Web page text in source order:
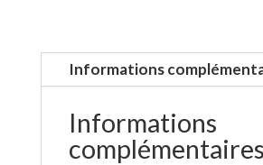
Informations
Informations
complémentaires